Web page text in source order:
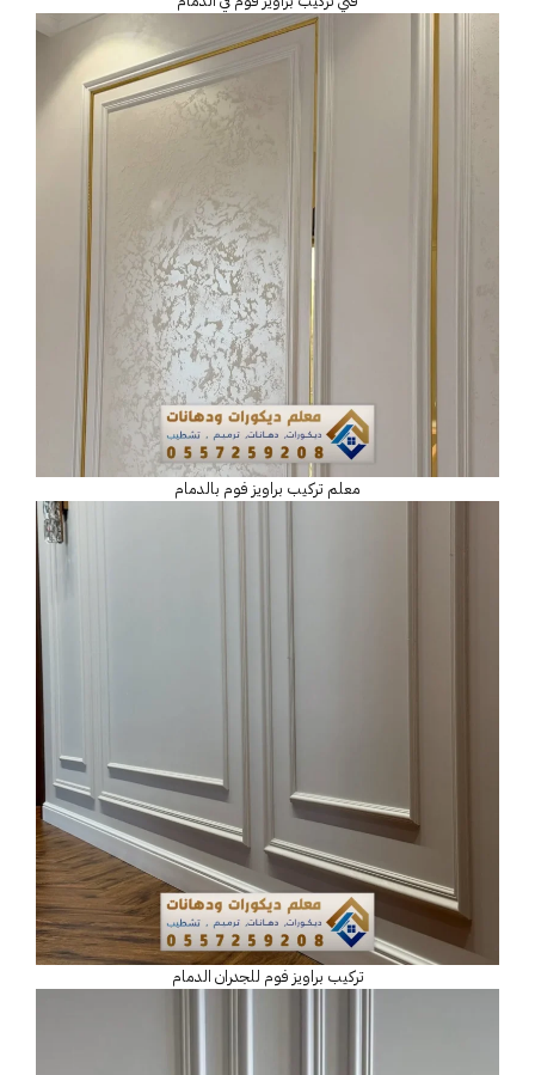
معلم تركيب براويز فوم بالدمام
تركيب براويز فوم للجدران الدمام